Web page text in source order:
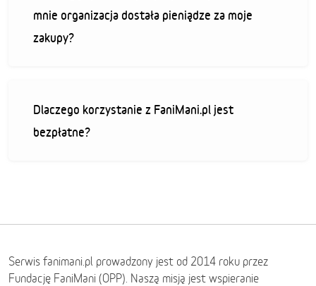
mnie organizacja dostała pieniądze za moje
zakupy?
Dlaczego korzystanie z FaniMani.pl jest
bezpłatne?
Serwis fanimani.pl prowadzony jest od 2014 roku przez
Fundację FaniMani (OPP). Naszą misją jest wspieranie